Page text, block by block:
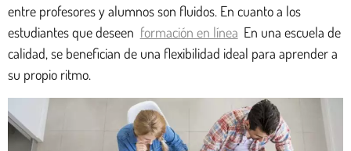
entre profesores y alumnos son fluidos. En cuanto a los
estudiantes que deseen formación en línea En una escuela de
calidad, se benefician de una flexibilidad ideal para aprender a
su propio ritmo.